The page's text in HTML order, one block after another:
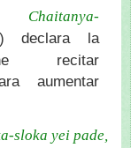
Chaitanya-
declara la
recitar
aumentar
sloka yei pade,